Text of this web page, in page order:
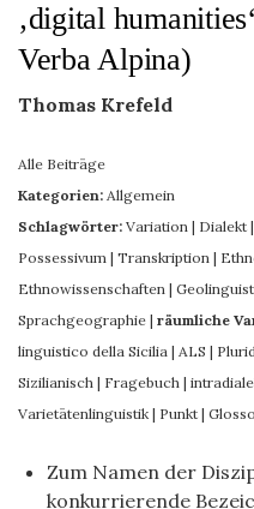
‚digital
Verba Alpina)
Thomas Krefeld
Alle Beiträge
Kategorien: Allgemein
Schlagwörter: Variation | Dialekt |
Possessivum | Transkription |
Ethnowissenschaften |
Sprachgeographie | räumliche
linguistico della Sicilia | ALS |
Sizilianisch | Fragebuch |
Varietätenlinguistik | Punkt |
Zum Namen der
konkurrierende